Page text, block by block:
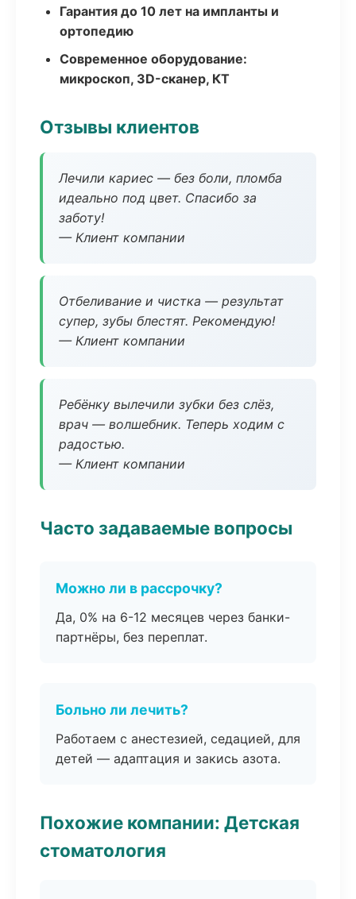
Гарантия до 10 лет на импланты и
ортопедию
Современное оборудование:
микроскоп, 3D-сканер, КТ
Отзывы клиентов
Лечили кариес — без боли, пломба
идеально под цвет. Спасибо за
заботу!
— Клиент компании
Отбеливание и чистка — результат
супер, зубы блестят. Рекомендую!
— Клиент компании
Ребёнку вылечили зубки без слёз,
врач — волшебник. Теперь ходим с
радостью.
— Клиент компании
Часто задаваемые вопросы
Можно ли в рассрочку?
Да, 0% на 6-12 месяцев через банки-
партнёры, без переплат.
Больно ли лечить?
Работаем с анестезией, седацией, для
детей — адаптация и закись азота.
Похожие компании: Детская
стоматология